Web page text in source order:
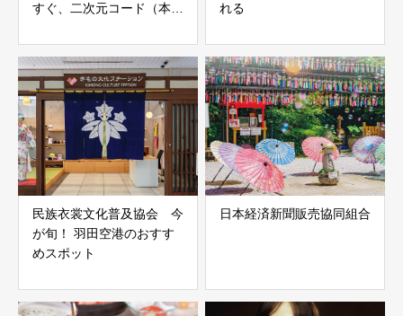
すぐ、二次元コード（本
れる
民族衣裳文化普及協会 今
が旬！ 羽田空港のおすす
めスポット
日本経済新聞販売協同組合